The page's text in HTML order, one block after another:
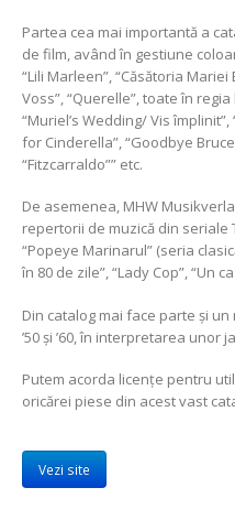
Partea cea mai importantă a
de film, având în gestiune
“Lili Marleen”, “Căsătoria Mariei
Voss”, “Querelle”, toate în
“Muriel’s Wedding/ Vis împlinit”,
for Cinderella”, “Goodbye
“Fitzcarraldo”” etc.
De asemenea, MHW
repertorii de muzică din seriale
“Popeye Marinarul” (seria
în 80 de zile”, “Lady Cop”, “Un
Din catalog mai face parte și
’50 și ’60, în interpretarea unor
Putem acorda licențe pentru
oricărei piese din acest vast
Vezi site